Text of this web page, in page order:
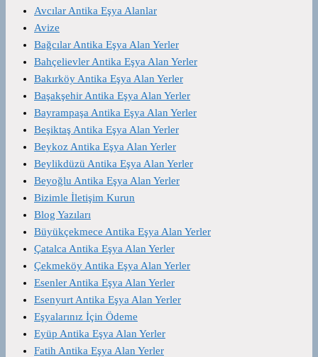
Avcılar Antika Eşya Alanlar
Avize
Bağcılar Antika Eşya Alan Yerler
Bahçelievler Antika Eşya Alan Yerler
Bakırköy Antika Eşya Alan Yerler
Başakşehir Antika Eşya Alan Yerler
Bayrampaşa Antika Eşya Alan Yerler
Beşiktaş Antika Eşya Alan Yerler
Beykoz Antika Eşya Alan Yerler
Beylikdüzü Antika Eşya Alan Yerler
Beyoğlu Antika Eşya Alan Yerler
Bizimle İletişim Kurun
Blog Yazıları
Büyükçekmece Antika Eşya Alan Yerler
Çatalca Antika Eşya Alan Yerler
Çekmeköy Antika Eşya Alan Yerler
Esenler Antika Eşya Alan Yerler
Esenyurt Antika Eşya Alan Yerler
Eşyalarınız İçin Ödeme
Eyüp Antika Eşya Alan Yerler
Fatih Antika Eşya Alan Yerler